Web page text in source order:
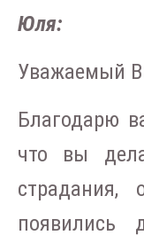
Юля:
Уважаемый
Благодарю
что вы
появились